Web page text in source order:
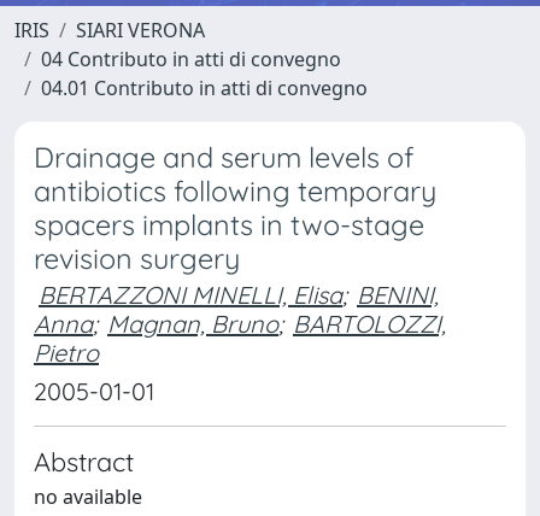
IRIS
SIARI VERONA
04 Contributo in atti di convegno
04.01 Contributo in atti di convegno
Drainage and serum levels of
antibiotics following temporary
spacers implants in two-stage
revision surgery
BERTAZZONI MINELLI, Elisa; BENINI,
Anna; Magnan, Bruno; BARTOLOZZI,
Pietro
2005-01-01
Abstract
no available